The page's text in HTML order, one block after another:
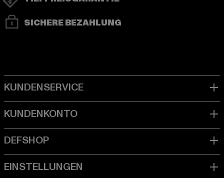
SICHERE BEZAHLUNG